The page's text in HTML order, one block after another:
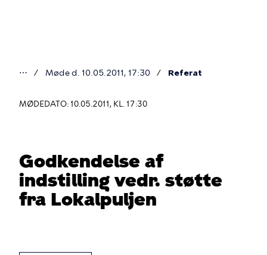
er
⋯ Møde d. 10.05.2011, 17:30 Referat
MØDEDATO: 10.05.2011, KL. 17:30
Godkendelse af
indstilling vedr. støtte
fra Lokalpuljen